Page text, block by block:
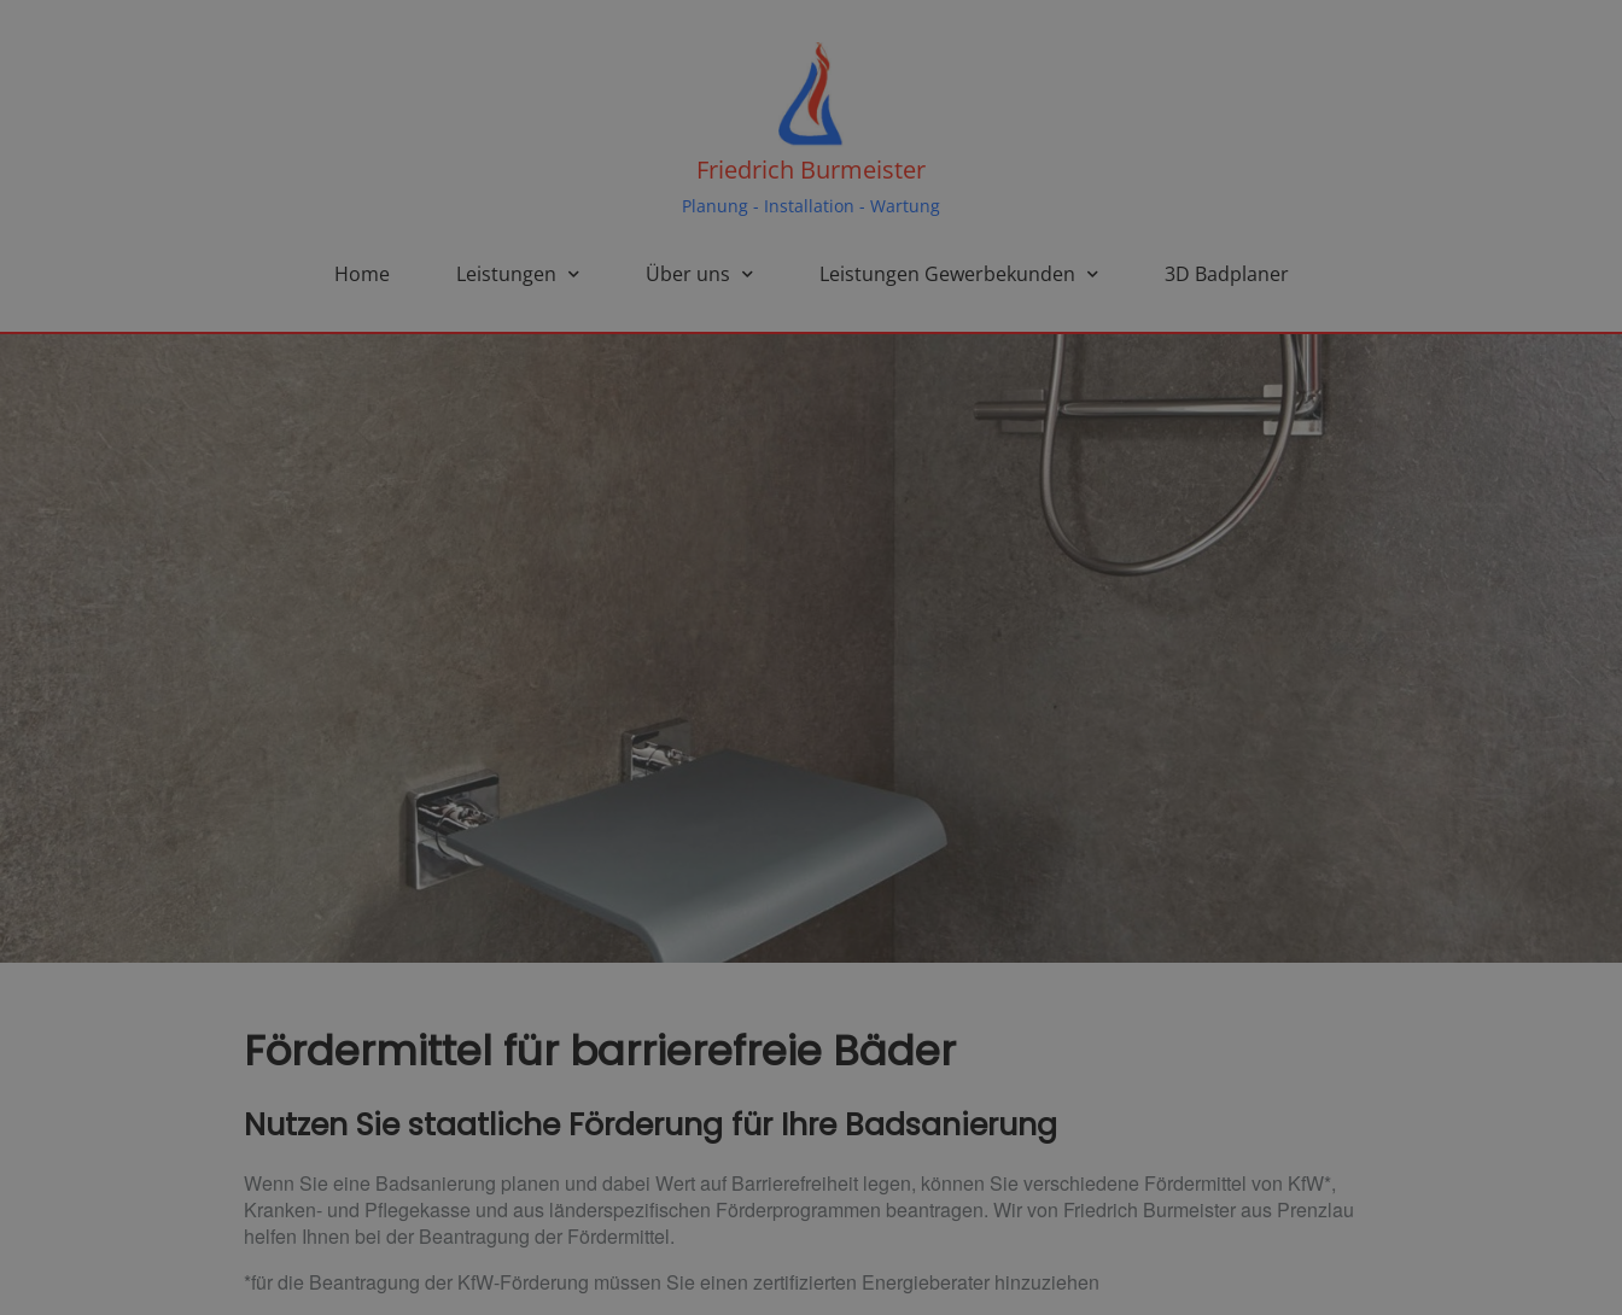
Friedrich Burmeister
Planung - Installation - Wartung
Home Leistungen Über uns Leistungen Gewerbekunden 3D Badplaner
Fördermittel für barrierefreie Bäder
Nutzen Sie staatliche Förderung für Ihre Badsanierung
Wenn Sie eine Badsanierung planen und dabei Wert auf Barrierefreiheit legen, können Sie verschiedene Fördermittel von KfW*,
Kranken- und Pflegekasse und aus länderspezifischen Förderprogrammen beantragen. Wir von Friedrich Burmeister aus Prenzlau
helfen Ihnen bei der Beantragung der Fördermittel.
*für die Beantragung der KfW-Förderung müssen Sie einen zertifizierten Energieberater hinzuziehen